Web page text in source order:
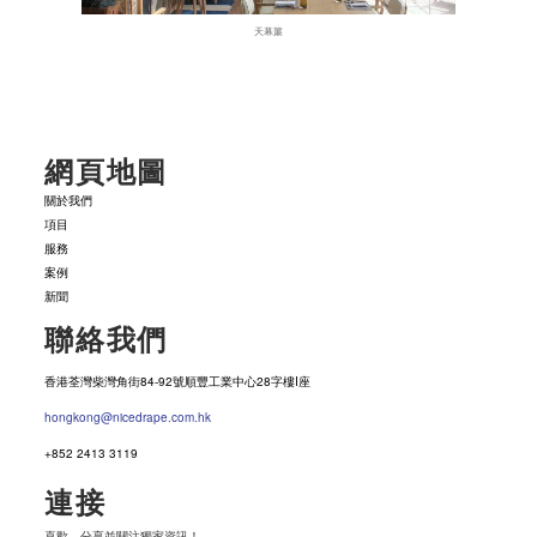
天幕簾
網頁地圖
關於我們
項目
服務
案例
新聞
聯絡我們
香港荃灣柴灣角街84-92號順豐工業中心28字樓I座
hongkong@nicedrape.com.hk
+852 2413 3119
連接